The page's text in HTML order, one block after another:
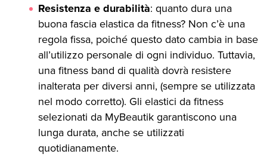
Resistenza e durabilità: quanto dura una
buona fascia elastica da fitness? Non c’è una
regola fissa, poiché questo dato cambia in base
all’utilizzo personale di ogni individuo. Tuttavia,
una fitness band di qualità dovrà resistere
inalterata per diversi anni, (sempre se utilizzata
nel modo corretto). Gli elastici da fitness
selezionati da MyBeautik garantiscono una
lunga durata, anche se utilizzati
quotidianamente.